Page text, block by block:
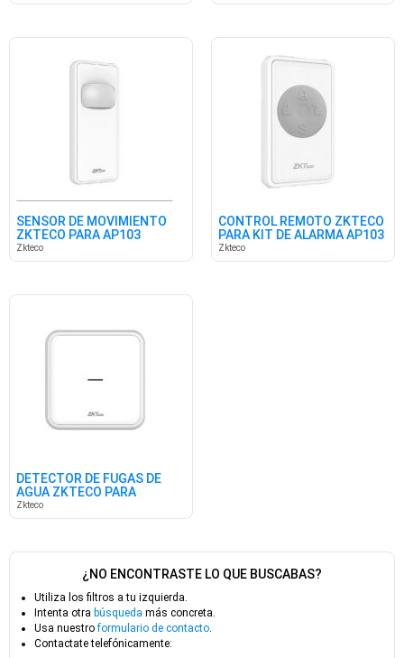
SENSOR DE MOVIMIENTO
ZKTECO PARA AP103
Zkteco
CONTROL REMOTO ZKTECO
PARA KIT DE ALARMA AP103
Zkteco
DETECTOR DE FUGAS DE
AGUA ZKTECO PARA
ALARMA AP103
Zkteco
¿NO ENCONTRASTE LO QUE BUSCABAS?
Utiliza los filtros a tu izquierda.
Intenta otra búsqueda más concreta.
Usa nuestroformulario de contacto.
Contactate telefónicamente: